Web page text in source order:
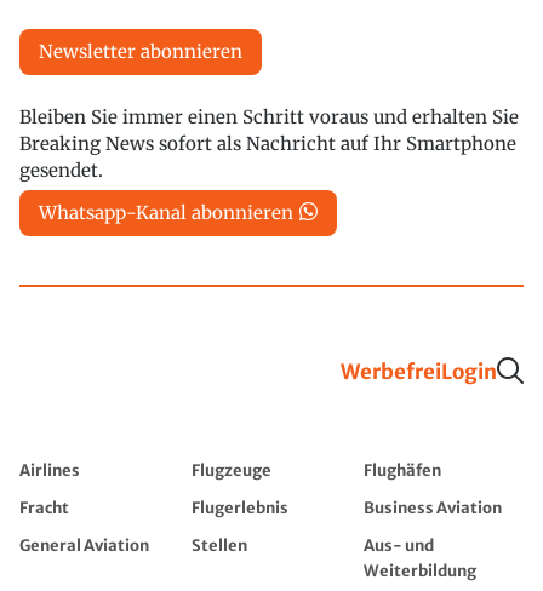
Newsletter abonnieren
Bleiben Sie immer einen Schritt voraus und erhalten Sie
Breaking News sofort als Nachricht auf Ihr Smartphone
gesendet.
Whatsapp-Kanal abonnieren
WerbefreiLogin
Airlines Flugzeuge
Flughäfen
Fracht
Flugerlebnis
Business Aviation
General Aviation
Stellen
Aus- und
Weiterbildung